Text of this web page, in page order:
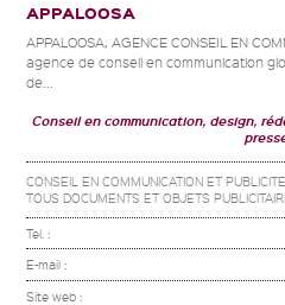
APPALOOSA
APPALOOSA, AGENCE CONSEIL EN
agence de conseil en communication
de...
Conseil en communication, design,
CONSEIL EN COMMUNICATION ET
TOUS DOCUMENTS ET OBJETS
Tel. :
E-mail :
Site web :